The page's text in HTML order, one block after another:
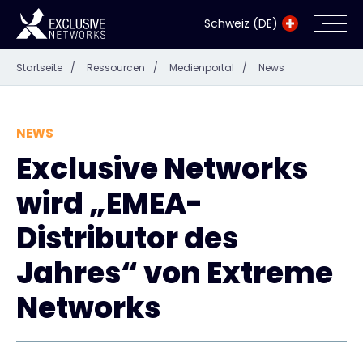
Schweiz (DE)
Cybersecurity
Ökosystem
Ressourcen
Unternehmen
Exclusive Access Anmeldung
Exclusive Access - Erfahren Sie mehr
Startseite / Ressourcen / Medienportal / News
NEWS
Exclusive Networks
wird „EMEA-
Distributor des
Jahres“ von Extreme
Networks